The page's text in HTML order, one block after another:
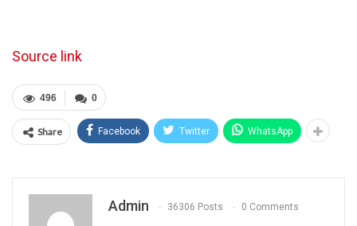
Source link
0
496
Share Facebook Twitter WhatsApp
Admin 36306 Posts 0 Comments